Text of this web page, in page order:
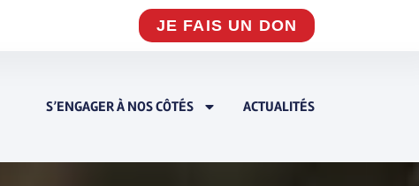
JE FAIS UN DON
S’ENGAGER À NOS CÔTÉS ACTUALITÉS